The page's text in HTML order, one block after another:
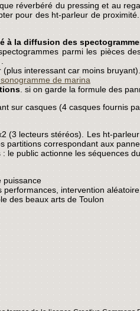
réverbéré du pressing et au
pour des ht-parleur de
à la diffusion des
parmi les pièces
interessant car moins bruyant).
de marina
. si on garde la formule des
sur casques (4 casques fournis
(3 lecteurs stéréos). Les ht-
partitions correspondant aux
le public actionne les séquences
puissance
intervention
des beaux arts de Toulon